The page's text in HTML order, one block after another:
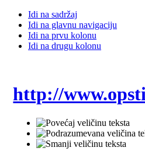
Idi na sadržaj
Idi na glavnu navigaciju
Idi na prvu kolonu
Idi na drugu kolonu
http://